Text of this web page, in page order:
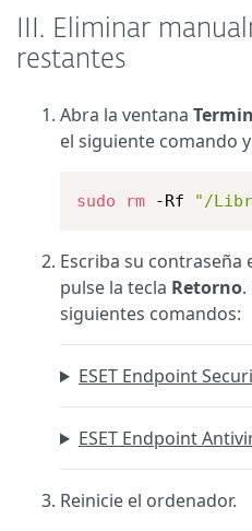
III. Eliminar
restantes
Abra la ventana
el siguiente comando
sudo rm -Rf "/
Escriba su contraseña
pulse la tecla Retorno
siguientes comandos:
ESET Endpoint
ESET Endpoint
Reinicie el ordenador.